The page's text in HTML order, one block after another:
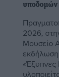
υποδομών
2026,
Μουσείο
«Έξυπνες